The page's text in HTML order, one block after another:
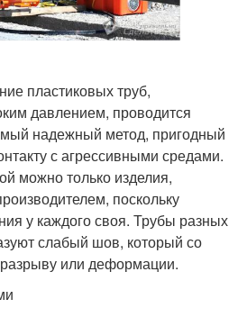
пластиковых труб,
давлением, проводится
надежный метод, пригодный
с агрессивными средами.
можно только изделия,
поскольку
у каждого своя. Трубы разных
слабый шов, который со
или деформации.